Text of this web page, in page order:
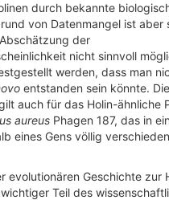
durch bekannte
von Datenmangel ist aber
der
nicht sinnvoll
werden, dass man
entstanden sein könnte.
auch für das Holin-ähnliche
aureus Phagen 187, das in
eines Gens völlig
evolutionären Geschichte zur
Teil des